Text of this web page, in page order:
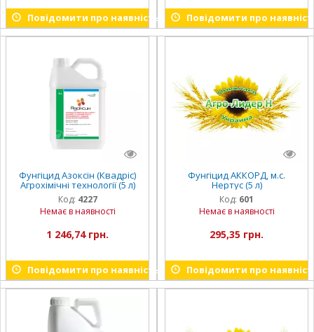
Повідомити про наявність Повідомити про
Фунгіцид Азоксін (Квадріс)
Агрохімічні технології (5 л)
Код: 4227
Немає в наявності
1 246,74 грн.
Повідомити про наявність
Фунгіцид АККОРД, м.с.
Нертус (5 л)
Код: 601
Немає в наявності
295,35 грн.
Повідомити про